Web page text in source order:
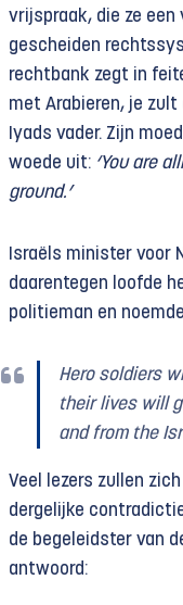
vrijspraak, die ze een
gescheiden
rechtbank zegt in
met Arabieren, je
Iyads vader. Zijn
woede uit: ‘You are
ground.’
Israëls minister voor
daarentegen loofde
politieman en
Hero soldiers
their lives will
and from the
Veel lezers zullen
dergelijke
de begeleidster van
antwoord: